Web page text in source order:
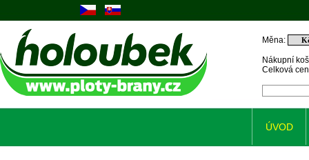
Nákupní
Celková
Měna:
ÚVOD